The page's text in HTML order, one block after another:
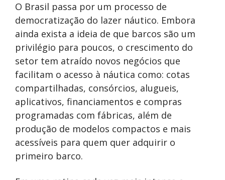
O Brasil passa por um processo de
democratização do lazer náutico. Embora
ainda exista a ideia de que barcos são um
privilégio para poucos, o crescimento do
setor tem atraído novos negócios que
facilitam o acesso à náutica como: cotas
compartilhadas, consórcios, alugueis,
aplicativos, financiamentos e compras
programadas com fábricas, além de
produção de modelos compactos e mais
acessíveis para quem quer adquirir o
primeiro barco.